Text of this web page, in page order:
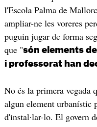
l'Escola Palma de
ampliar-ne les voreres
puguin jugar de forma
que "són elements
i professorat han
No és la primera vegada
algun element urbanístic
d'instal·lar-lo. El govern